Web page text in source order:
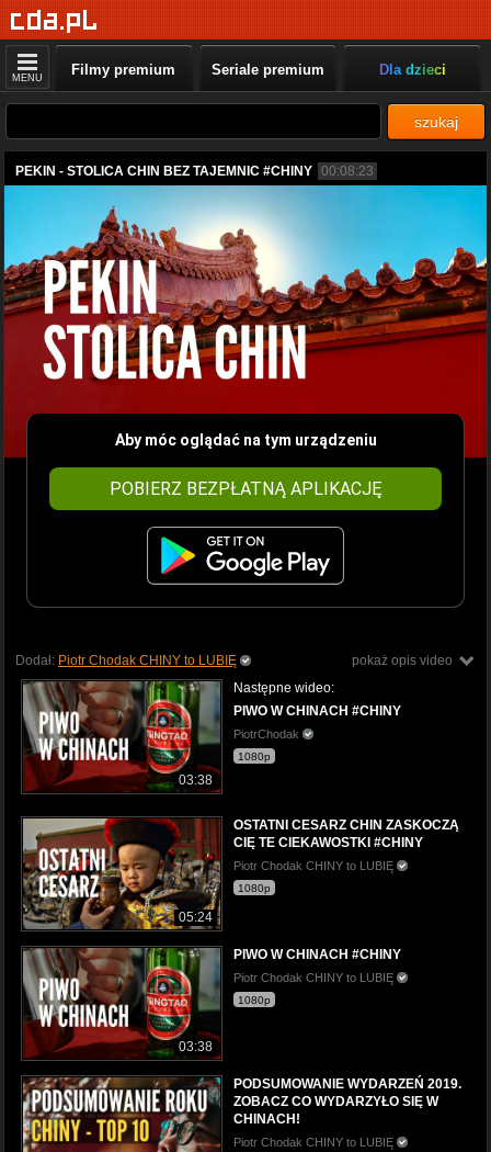
MENU Filmy premium Seriale premium Dla dzieci
szukaj
PEKIN - STOLICA CHIN BEZ TAJEMNIC #CHINY 00:08:23
Aby móc oglądać na tym urządzeniu
POBIERZ BEZPŁATNĄ APLIKACJĘ
pokaż opis video
Dodał: Piotr Chodak CHINY to LUBIĘ
03:38
Następne wideo:
PIWO W CHINACH #CHINY
PiotrChodak
1080p
05:24
OSTATNI CESARZ CHIN ZASKOCZĄ
CIĘ TE CIEKAWOSTKI #CHINY
Piotr Chodak CHINY to LUBIĘ
1080p
03:38
PIWO W CHINACH #CHINY
Piotr Chodak CHINY to LUBIĘ
1080p
PODSUMOWANIE WYDARZEŃ 2019.
ZOBACZ CO WYDARZYŁO SIĘ W
CHINACH!
Piotr Chodak CHINY to LUBIĘ